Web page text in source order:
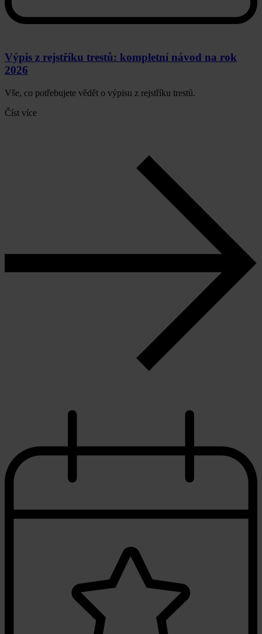
Výpis z rejstříku trestů: kompletní návod na rok
2026
Vše, co potřebujete vědět o výpisu z rejstříku trestů.
Číst více